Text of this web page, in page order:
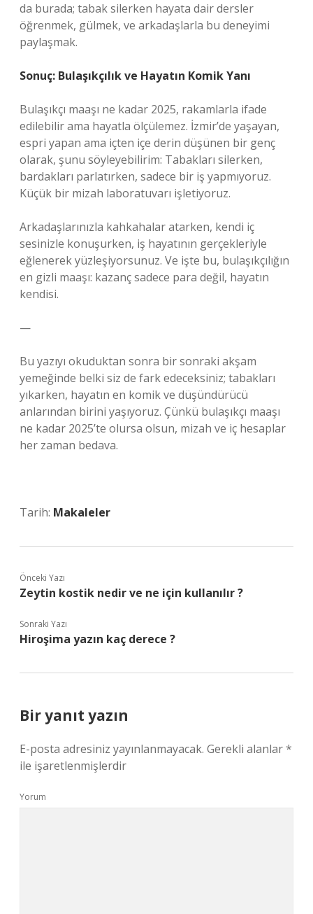
da burada; tabak silerken hayata dair dersler
öğrenmek, gülmek, ve arkadaşlarla bu deneyimi
paylaşmak.
Sonuç: Bulaşıkçılık ve Hayatın Komik Yanı
Bulaşıkçı maaşı ne kadar 2025, rakamlarla ifade
edilebilir ama hayatla ölçülemez. İzmir’de yaşayan,
espri yapan ama içten içe derin düşünen bir genç
olarak, şunu söyleyebilirim: Tabakları silerken,
bardakları parlatırken, sadece bir iş yapmıyoruz.
Küçük bir mizah laboratuvarı işletiyoruz.
Arkadaşlarınızla kahkahalar atarken, kendi iç
sesinizle konuşurken, iş hayatının gerçekleriyle
eğlenerek yüzleşiyorsunuz. Ve işte bu, bulaşıkçılığın
en gizli maaşı: kazanç sadece para değil, hayatın
kendisi.
—
Bu yazıyı okuduktan sonra bir sonraki akşam
yemeğinde belki siz de fark edeceksiniz; tabakları
yıkarken, hayatın en komik ve düşündürücü
anlarından birini yaşıyoruz. Çünkü bulaşıkçı maaşı
ne kadar 2025’te olursa olsun, mizah ve iç hesaplar
her zaman bedava.
Tarih: Makaleler
Önceki Yazı
Zeytin kostik nedir ve ne için kullanılır ?
Sonraki Yazı
Hiroşima yazın kaç derece ?
Bir yanıt yazın
E-posta adresiniz yayınlanmayacak. Gerekli alanlar*
ile işaretlenmişlerdir
Yorum